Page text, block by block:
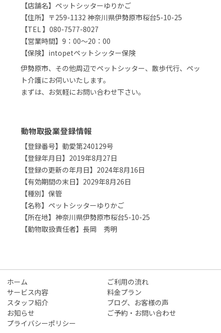
【店舗名】ペットシッターゆりかご
【住所】〒259-1132 神奈川県伊勢原市桜台5-10-25
【TEL 】080-7577-8027
【営業時間】9：00～20：00
【保険】intopetペットシッター保険
伊勢原市、その他周辺でペットシッター、散歩代行、ペッ
ト介護にお伺いいたします。
まずは、お気軽にお問い合わせ下さい。
動物取扱業登録情報
【登録番号】動愛第240129号
【登録年月日】2019年8月27日
【登録の更新の年月日】2024年8月16日
【有効期間の末日】2029年8月26日
【種別】保管
【名称】ペットシッターゆりかご
【所在地】神奈川県伊勢原市桜台5-10-25
【動物取扱責任者】長岡 秀明
ホーム
ご利用の流れ
サービス内容
料金プラン
スタッフ紹介
ブログ、お客様の声
お知らせ
ご予約・お問い合わせ
プライバシーポリシー